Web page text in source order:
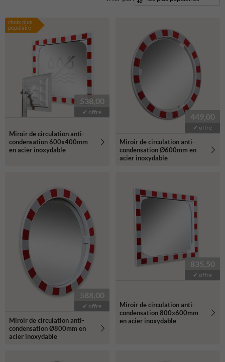
choix plus
populaire
538,00
✔ offre
Miroir de circulation anti-
condensation 600x400mm
en acier inoxydable
449,00
✔ offre
Miroir de circulation anti-
condensation Ø600mm en
acier inoxydable
588,00
✔ offre
Miroir de circulation anti-
condensation Ø800mm en
acier inoxydable
835,50
✔ offre
Miroir de circulation anti-
condensation 800x600mm
en acier inoxydable